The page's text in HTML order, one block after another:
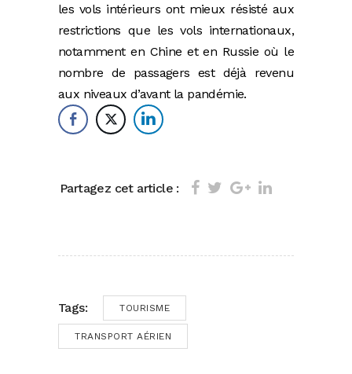
les vols intérieurs ont mieux résisté aux
restrictions que les vols internationaux,
notamment en Chine et en Russie où le
nombre de passagers est déjà revenu
aux niveaux d’avant la pandémie.
Partagez cet article :
Tags: TOURISME
TRANSPORT AÉRIEN